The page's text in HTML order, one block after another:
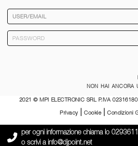
per ogni informazione chiama lo
o scrivi a info@djpoint.net
NON HAI ANCORA
2021 © MPI ELECTRONIC SRL P.IVA
Privacy |Cookie |Condizioni